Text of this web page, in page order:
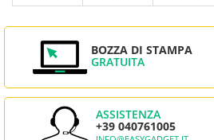
BOZZA DI STAMPA
GRATUITA
ASSISTENZA
+39 040761005